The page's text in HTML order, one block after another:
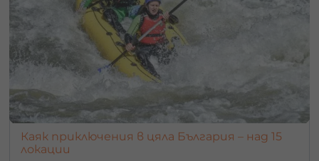
Каяк приключения в цяла България – над 15
локации